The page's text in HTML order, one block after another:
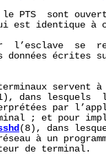
PTS  sont
est identique à
l’esclave  se
données écrites
servent
dans lesquels
par
; et pour
(8), dans
à un
de terminal.